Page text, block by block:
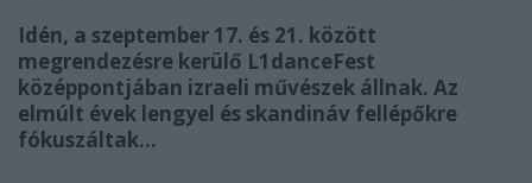
Idén, a szeptember 17. és 21. között
megrendezésre kerülő L1danceFest
középpontjában izraeli művészek állnak. Az
elmúlt évek lengyel és skandináv fellépőkre
fókuszáltak...